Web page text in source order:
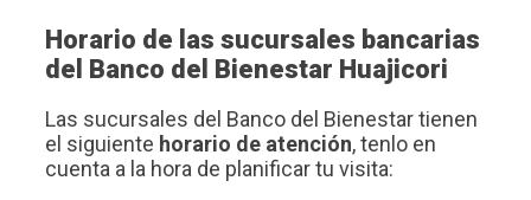
Horario de las sucursales bancarias
del Banco del Bienestar Huajicori
Las sucursales del Banco del Bienestar tienen
el siguiente horario de atención, tenlo en
cuenta a la hora de planificar tu visita: